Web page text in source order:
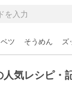
ツ そうめん ズ
気レシピ・